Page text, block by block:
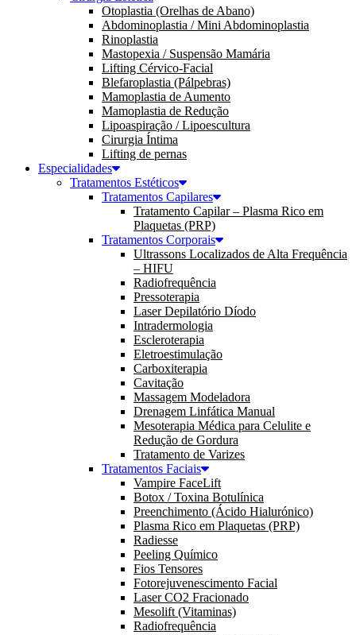
Otoplastia (Orelhas de Abano)
Abdominoplastia / Mini Abdominoplastia
Rinoplastia
Mastopexia / Suspensão Mamária
Lifting Cérvico-Facial
Blefaroplastia (Pálpebras)
Mamoplastia de Aumento
Mamoplastia de Redução
Lipoaspiração / Lipoescultura
Cirurgia Íntima
Lifting de pernas
Especialidades
Tratamentos Estéticos
Tratamentos Capilares
Tratamento Capilar – Plasma Rico em
Plaquetas (PRP)
Tratamentos Corporais
Ultrassons Localizados de Alta Frequência
– HIFU
Radiofrequência
Pressoterapia
Laser Depilatório Díodo
Intradermologia
Escleroterapia
Eletroestimulação
Carboxiterapia
Cavitação
Massagem Modeladora
Drenagem Linfática Manual
Mesoterapia Médica para Celulite e
Redução de Gordura
Tratamento de Varizes
Tratamentos Faciais
Vampire FaceLift
Botox / Toxina Botulínica
Preenchimento (Ácido Hialurónico)
Plasma Rico em Plaquetas (PRP)
Radiesse
Peeling Químico
Fios Tensores
Fotorejuvenescimento Facial
Laser CO2 Fracionado
Mesolift (Vitaminas)
Radiofrequência